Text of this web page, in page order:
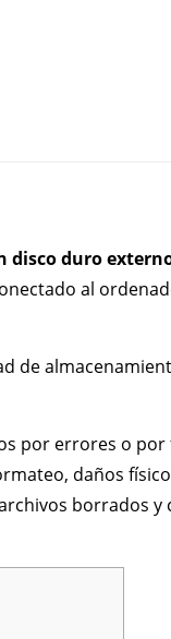
disco duro
al
de
por errores o por
daños
borrados